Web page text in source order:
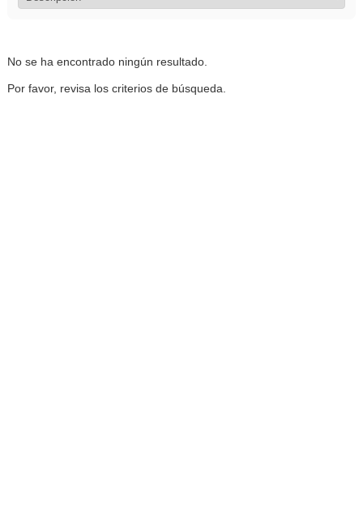
No se ha encontrado ningún resultado.
Por favor, revisa los criterios de búsqueda.